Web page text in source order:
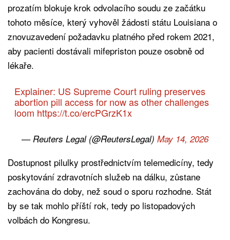
prozatím blokuje krok odvolacího soudu ze začátku
tohoto měsíce, který vyhověl žádosti státu Louisiana o
znovuzavedení požadavku platného před rokem 2021,
aby pacienti dostávali mifepriston pouze osobně od
lékaře.
Explainer: US Supreme Court ruling preserves
abortion pill access for now as other challenges
loom https://t.co/ercPGrzK1x
— Reuters Legal (@ReutersLegal) May 14, 2026
Dostupnost pilulky prostřednictvím telemedicíny, tedy
poskytování zdravotních služeb na dálku, zůstane
zachována do doby, než soud o sporu rozhodne. Stát
by se tak mohlo příští rok, tedy po listopadových
volbách do Kongresu.